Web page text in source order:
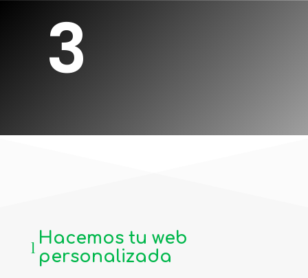
3
l Hacemos tu web
personalizada